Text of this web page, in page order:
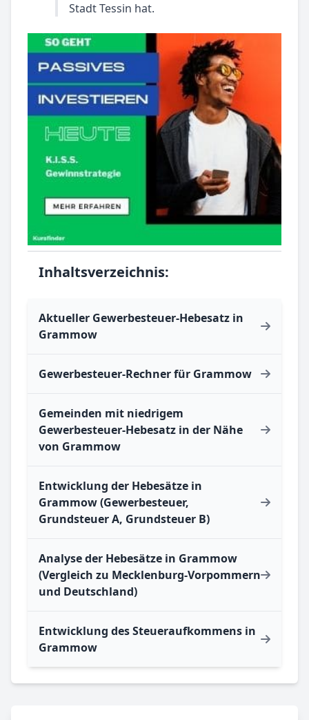
Stadt Tessin hat.
Inhaltsverzeichnis:
Aktueller Gewerbesteuer-Hebesatz in
Grammow
Gewerbesteuer-Rechner für Grammow
Gemeinden mit niedrigem
Gewerbesteuer-Hebesatz in der Nähe
von Grammow
Entwicklung der Hebesätze in
Grammow (Gewerbesteuer,
Grundsteuer A, Grundsteuer B)
Analyse der Hebesätze in Grammow
(Vergleich zu Mecklenburg-Vorpommern
und Deutschland)
Entwicklung des Steueraufkommens in
Grammow